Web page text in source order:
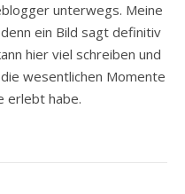
unterwegs. Meine
ein Bild sagt definitiv
hier viel schreiben und
wesentlichen Momente
erlebt habe.